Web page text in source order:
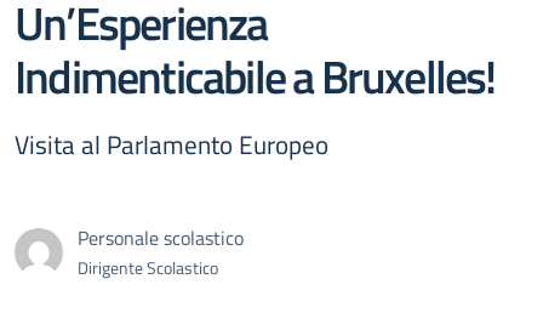
Un’Esperienza
Indimenticabile a Bruxelles!
Visita al Parlamento Europeo
Personale scolastico
Dirigente Scolastico